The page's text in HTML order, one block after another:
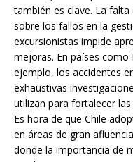
también es clave. La
sobre los fallos en la
excursionistas impide
mejoras. En países como
ejemplo, los accidentes
exhaustivas
utilizan para fortalecer
Es hora de que Chile
en áreas de gran
donde la importancia de